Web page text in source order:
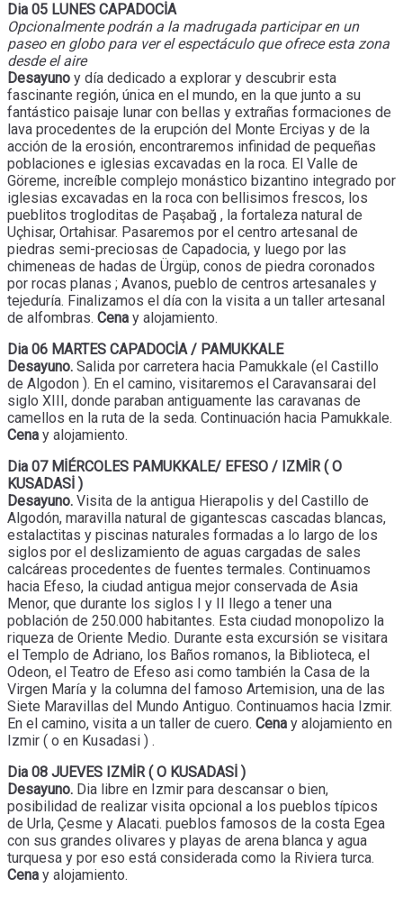
Dia 05 LUNES CAPADOCİA
Opcionalmente podrán a la madrugada participar en un
paseo en globo para ver el espectáculo que ofrece esta zona
desde el aire
Desayuno y día dedicado a explorar y descubrir esta
fascinante región, única en el mundo, en la que junto a su
fantástico paisaje lunar con bellas y extrañas formaciones de
lava procedentes de la erupción del Monte Erciyas y de la
acción de la erosión, encontraremos infinidad de pequeñas
poblaciones e iglesias excavadas en la roca. El Valle de
Göreme, increíble complejo monástico bizantino integrado por
iglesias excavadas en la roca con bellisimos frescos, los
pueblitos trogloditas de Paşabağ , la fortaleza natural de
Uçhisar, Ortahisar. Pasaremos por el centro artesanal de
piedras semi-preciosas de Capadocia, y luego por las
chimeneas de hadas de Ürgüp, conos de piedra coronados
por rocas planas ; Avanos, pueblo de centros artesanales y
tejeduría. Finalizamos el día con la visita a un taller artesanal
de alfombras. Cena y alojamiento.
Dia 06 MARTES CAPADOCİA / PAMUKKALE
Desayuno. Salida por carretera hacia Pamukkale (el Castillo
de Algodon ). En el camino, visitaremos el Caravansarai del
siglo XIII, donde paraban antiguamente las caravanas de
camellos en la ruta de la seda. Continuación hacia Pamukkale.
Cena y alojamiento.
Dia 07 MİÉRCOLES PAMUKKALE/ EFESO / IZMİR ( O
KUSADASİ )
Desayuno. Visita de la antigua Hierapolis y del Castillo de
Algodón, maravilla natural de gigantescas cascadas blancas,
estalactitas y piscinas naturales formadas a lo largo de los
siglos por el deslizamiento de aguas cargadas de sales
calcáreas procedentes de fuentes termales. Continuamos
hacia Efeso, la ciudad antigua mejor conservada de Asia
Menor, que durante los siglos I y II llego a tener una
población de 250.000 habitantes. Esta ciudad monopolizo la
riqueza de Oriente Medio. Durante esta excursión se visitara
el Templo de Adriano, los Baños romanos, la Biblioteca, el
Odeon, el Teatro de Efeso asi como también la Casa de la
Virgen María y la columna del famoso Artemision, una de las
Siete Maravillas del Mundo Antiguo. Continuamos hacia Izmir.
En el camino, visita a un taller de cuero. Cena y alojamiento en
Izmir ( o en Kusadasi ) .
Dia 08 JUEVES IZMİR ( O KUSADASİ )
Desayuno. Dia libre en Izmir para descansar o bien,
posibilidad de realizar visita opcional a los pueblos típicos
de Urla, Çesme y Alacati. pueblos famosos de la costa Egea
con sus grandes olivares y playas de arena blanca y agua
turquesa y por eso está considerada como la Riviera turca.
Cena y alojamiento.